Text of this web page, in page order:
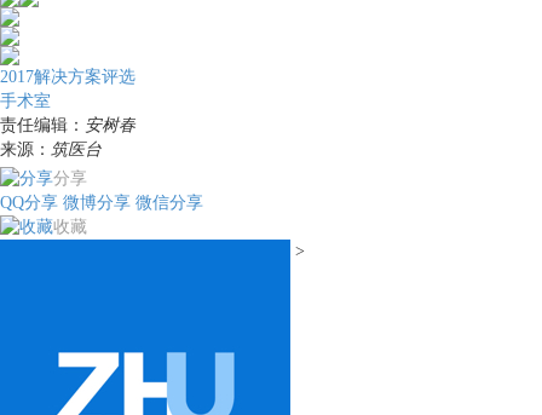
2017解决方案评选
手术室
责任编辑： 安树春
来源： 筑医台
分享
QQ分享 微博分享 微信分享
收藏
>